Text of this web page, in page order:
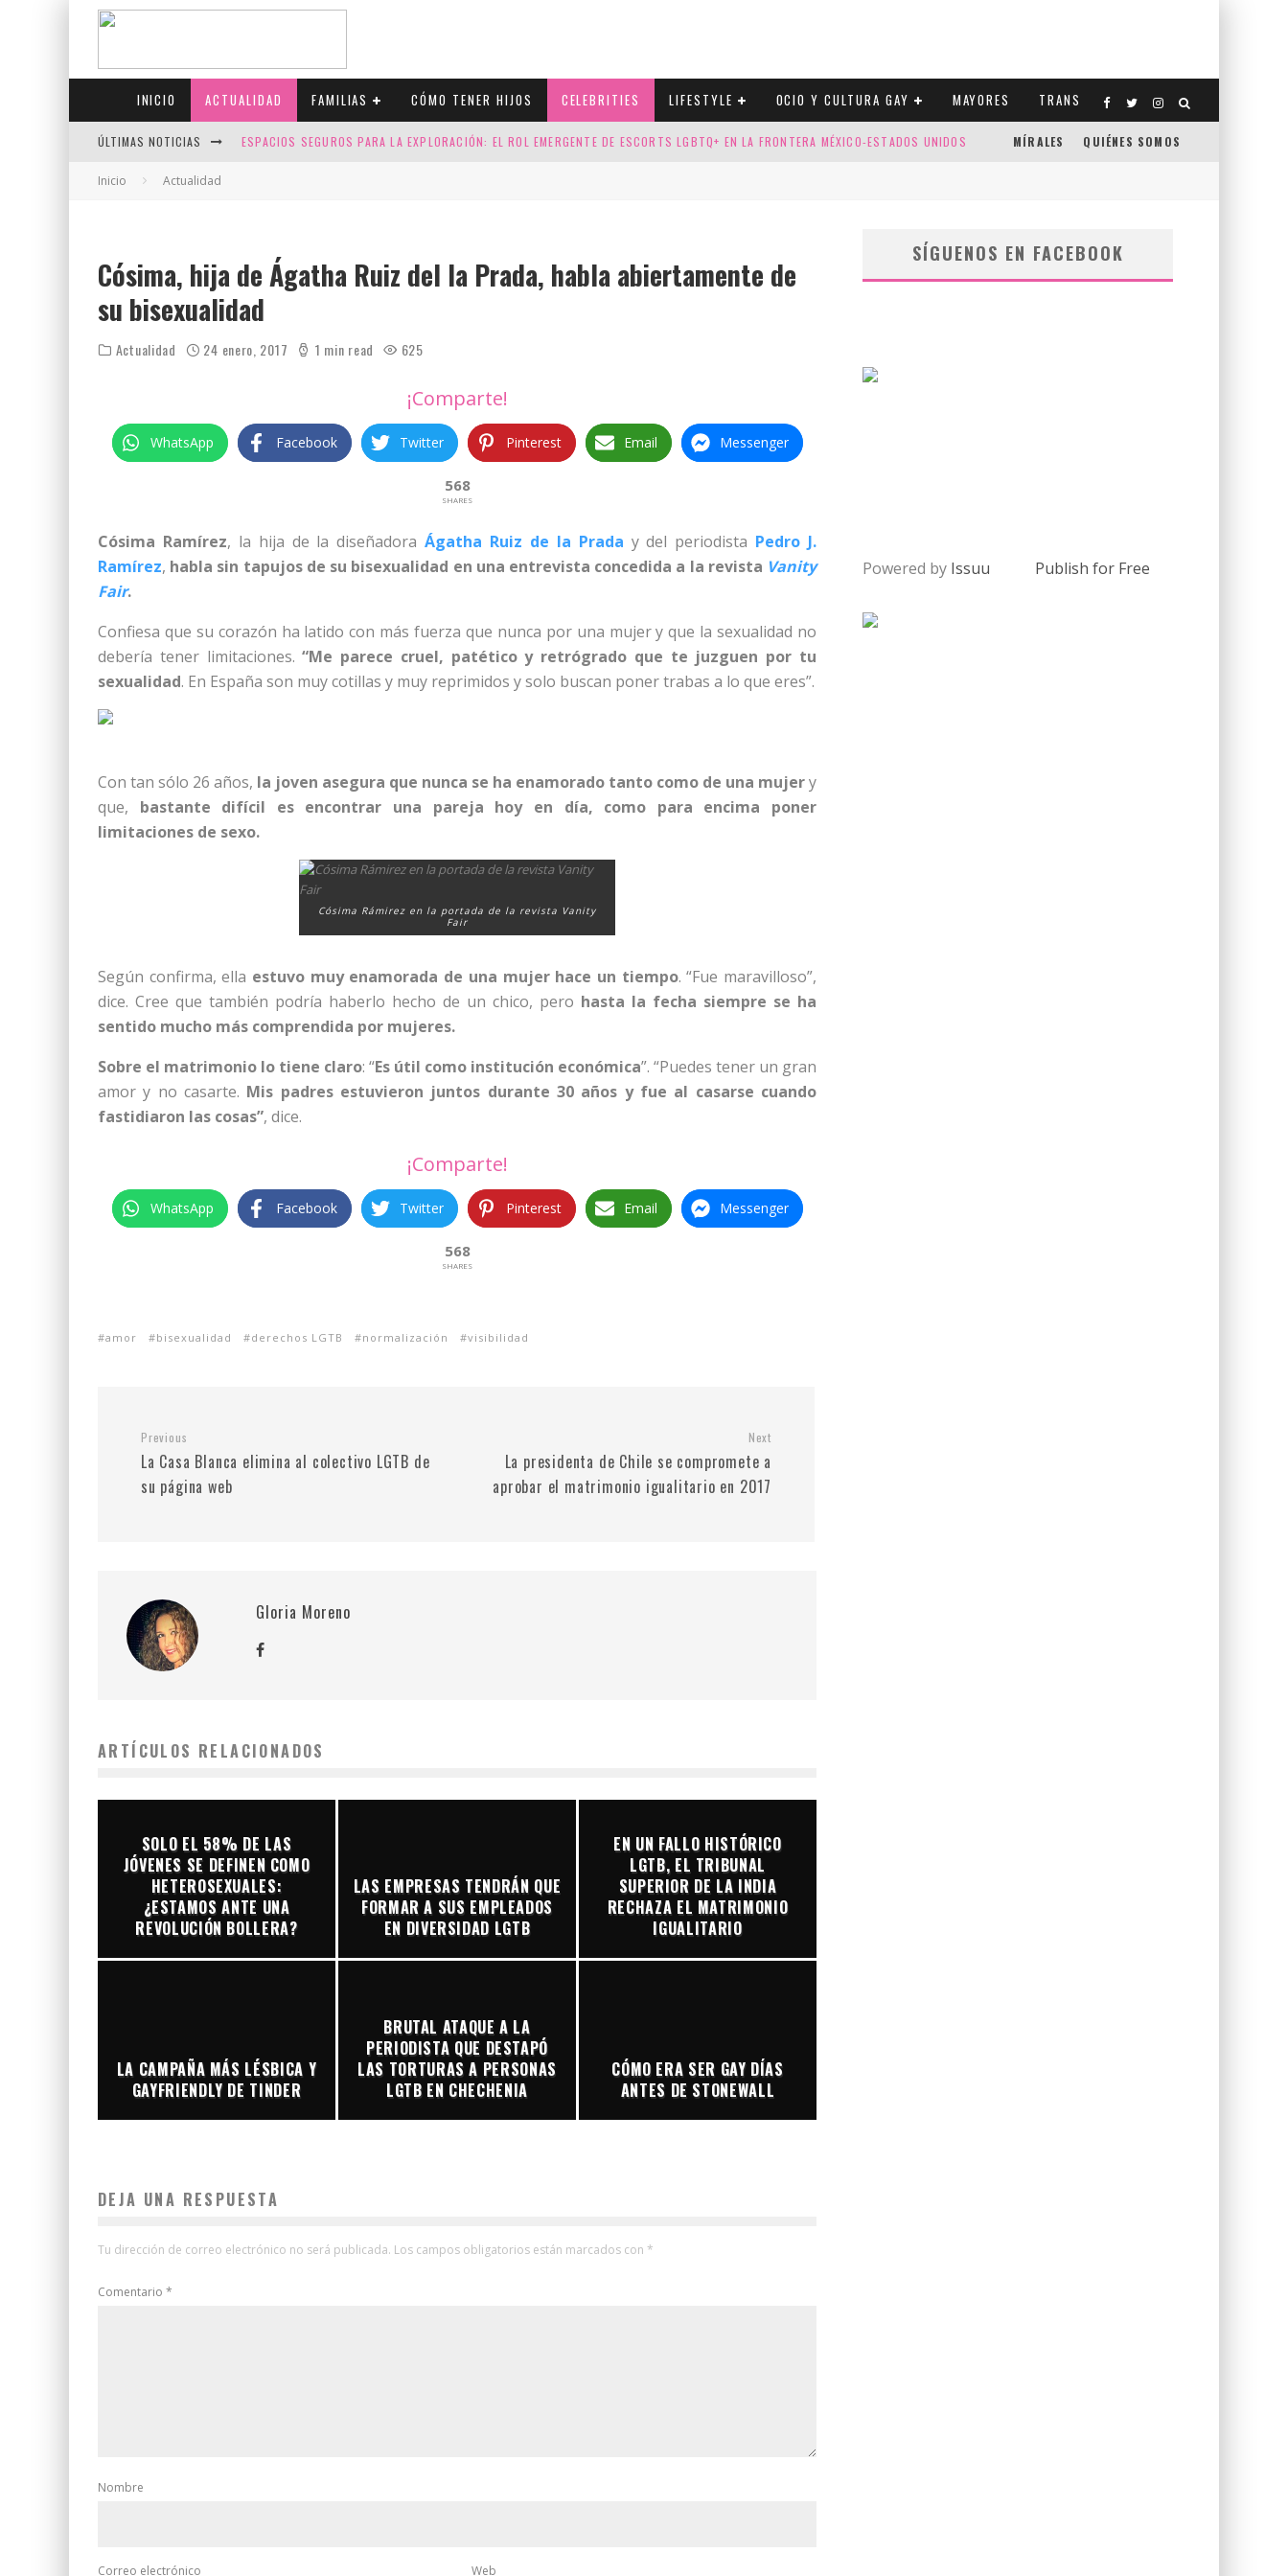
INICIO ACTUALIDAD FAMILIAS CÓMO TENER HIJOS CELEBRITIES LIFESTYLE OCIO Y CULTURA GAY MAYORES TRANS
ÚLTIMAS NOTICIAS ESPACIOS SEGUROS PARA LA EXPLORACIÓN: EL ROL EMERGENTE DE ESCORTS LGBTQ+ EN LA FRONTERA MÉXICO-ESTADOS UNIDOS
JASON COLLINS, EL PRIMER JUGADOR DE LA NBA QUE SALIÓ DEL ARMARIO, SE CASA CON SU NOVIO
MÍRALES QUIÉNES SOMOS
Inicio Actualidad
Cósima, hija de Ágatha Ruiz del la Prada, habla abiertamente de
su bisexualidad
Actualidad 24 enero, 2017 1 min read 625
¡Comparte!
WhatsApp Facebook Twitter Pinterest Email Messenger
568
SHARES
Cósima Ramírez, la hija de la diseñadoraÁgatha Ruiz de la Prada y del periodista Pedro J.
Ramírez, habla sin tapujos de su bisexualidad en una entrevista concedida a la revista Vanity
Fair.
Confiesa que su corazón ha latido con más fuerza que nunca por una mujer y que la sexualidad no
debería tener limitaciones.“Me parece cruel, patético y retrógrado que te juzguen por tu
sexualidad. En España son muy cotillas y muy reprimidos y solo buscan poner trabas a lo que eres”.
Con tan sólo 26 años, la joven asegura que nunca se ha enamorado tanto como de una mujery
que, bastante difícil es encontrar una pareja hoy en día, como para encima poner
limitaciones de sexo.
Cósima Rámirez en la portada de la revista Vanity
Fair
Según confirma, ella estuvo muy enamorada de una mujer hace un tiempo. “Fue maravilloso”,
dice. Cree que también podría haberlo hecho de un chico, pero hasta la fecha siempre se ha
sentido mucho más comprendida por mujeres.
Sobre el matrimonio lo tiene claro: “Es útil como institución económica”. “Puedes tener un gran
amor y no casarte. Mis padres estuvieron juntos durante 30 años y fue al casarse cuando
fastidiaron las cosas”, dice.
¡Comparte!
WhatsApp Facebook Twitter Pinterest Email Messenger
568
SHARES
amor bisexualidad derechos LGTB normalización visibilidad
Previous
La Casa Blanca elimina al colectivo LGTB de
su página web
Next
La presidenta de Chile se compromete a
aprobar el matrimonio igualitario en 2017
Gloria Moreno
ARTÍCULOS RELACIONADOS
SOLO EL 58% DE LAS
JÓVENES SE DEFINEN COMO
HETEROSEXUALES:
¿ESTAMOS ANTE UNA
REVOLUCIÓN BOLLERA?
LAS EMPRESAS TENDRÁN QUE
FORMAR A SUS EMPLEADOS
EN DIVERSIDAD LGTB
EN UN FALLO HISTÓRICO
LGTB, EL TRIBUNAL
SUPERIOR DE LA INDIA
RECHAZA EL MATRIMONIO
IGUALITARIO
LA CAMPAÑA MÁS LÉSBICA Y
GAYFRIENDLY DE TINDER
BRUTAL ATAQUE A LA
PERIODISTA QUE DESTAPÓ
LAS TORTURAS A PERSONAS
LGTB EN CHECHENIA
CÓMO ERA SER GAY DÍAS
ANTES DE STONEWALL
DEJA UNA RESPUESTA
Tu dirección de correo electrónico no será publicada. Los campos obligatorios están marcados con *
Comentario *
Nombre
Correo electrónico Web
SÍGUENOS EN FACEBOOK
Powered by Issuu Publish for Free